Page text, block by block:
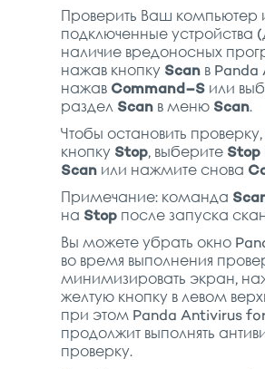
Проверить Ваш компьютер
подключенные устройства
наличие вредоносных
нажав кнопку Scan в Panda
нажав Command–S или
раздел Scan в меню Scan.
Чтобы остановить
кнопку Stop, выберите Stop
Scan или нажмите снова
Примечание: команда
на Stop после запуска
Вы можете убрать окно
во время выполнения
минимизировать экран,
желтую кнопку в левом
при этом Panda Antivirus
продолжит выполнять
проверку.